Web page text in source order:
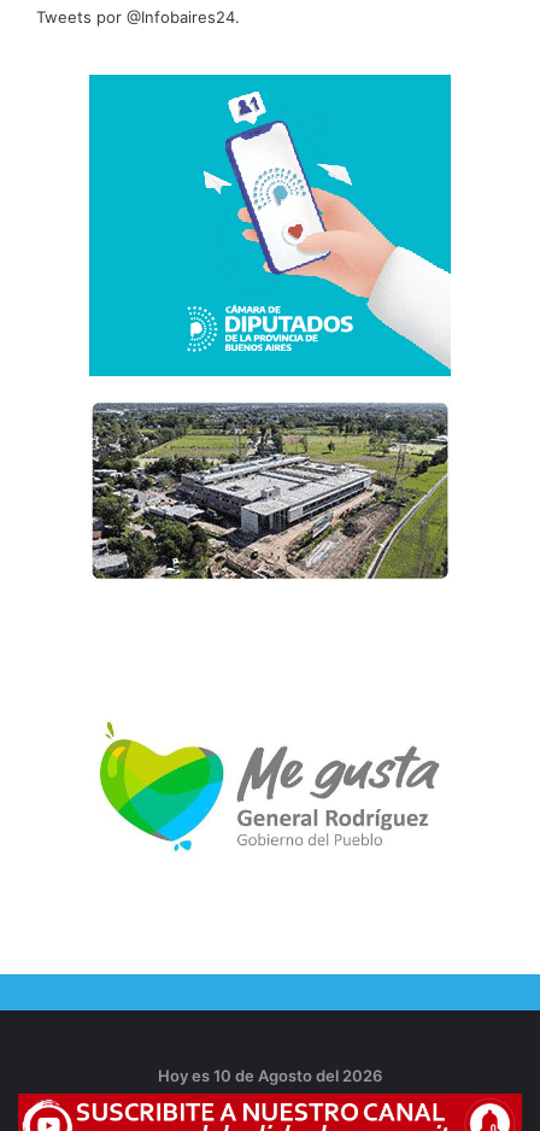
Tweets por @Infobaires24.
Hoy es 10 de Agosto del 2026